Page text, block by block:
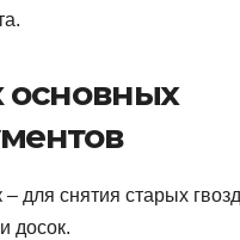
основных
– для снятия старых
досок.